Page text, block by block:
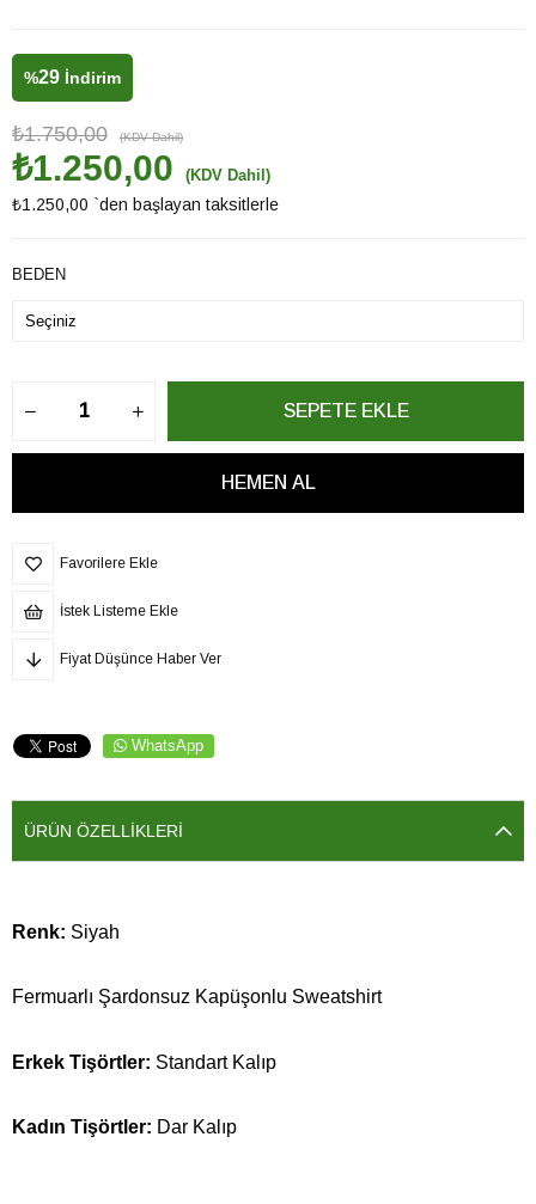
%29 İndirim
₺1.750,00 (KDV Dahil)
₺1.250,00 (KDV Dahil)
₺1.250,00 `den başlayan taksitlerle
BEDEN
Favorilere Ekle
İstek Listeme Ekle
Fiyat Düşünce Haber Ver
WhatsApp
ÜRÜN ÖZELLIKLERI
Renk: Siyah
Fermuarlı Şardonsuz Kapüşonlu Sweatshirt
Erkek Tişörtler: Standart Kalıp
Kadın Tişörtler: Dar Kalıp